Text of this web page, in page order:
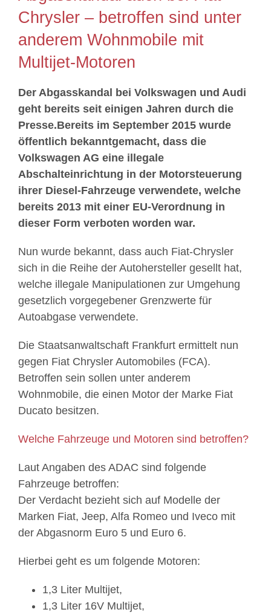
Chrysler – betroffen sind unter
anderem Wohnmobile mit
Multijet-Motoren
Der Abgasskandal bei Volkswagen und Audi
geht bereits seit einigen Jahren durch die
Presse.Bereits im September 2015 wurde
öffentlich bekanntgemacht, dass die
Volkswagen AG eine illegale
Abschalteinrichtung in der Motorsteuerung
ihrer Diesel-Fahrzeuge verwendete, welche
bereits 2013 mit einer EU-Verordnung in
dieser Form verboten worden war.
Nun wurde bekannt, dass auch Fiat-Chrysler
sich in die Reihe der Autohersteller gesellt hat,
welche illegale Manipulationen zur Umgehung
gesetzlich vorgegebener Grenzwerte für
Autoabgase verwendete.
Die Staatsanwaltschaft Frankfurt ermittelt nun
gegen Fiat Chrysler Automobiles (FCA).
Betroffen sein sollen unter anderem
Wohnmobile, die einen Motor der Marke Fiat
Ducato besitzen.
Welche Fahrzeuge und Motoren sind betroffen?
Laut Angaben des ADAC sind folgende
Fahrzeuge betroffen:
Der Verdacht bezieht sich auf Modelle der
Marken Fiat, Jeep, Alfa Romeo und Iveco mit
der Abgasnorm Euro 5 und Euro 6.
Hierbei geht es um folgende Motoren:
1,3 Liter Multijet,
1,3 Liter 16V Multijet,